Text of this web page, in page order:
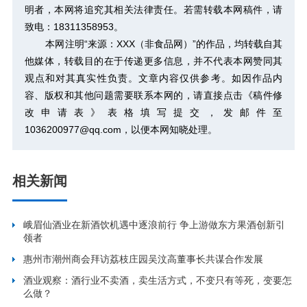
明者，本网将追究其相关法律责任。若需转载本网稿件，请
致电：18311358953。
本网注明“来源：XXX（非食品网）”的作品，均转载自其
他媒体，转载目的在于传递更多信息，并不代表本网赞同其
观点和对其真实性负责。文章内容仅供参考。如因作品内
容、版权和其他问题需要联系本网的，请直接点击 《稿件修
改申请表》 表格填写提交，发邮件至
1036200977@qq.com，以便本网知晓处理。
相关新闻
峨眉仙酒业在新酒饮机遇中逐浪前行 争上游做东方果酒创新引
领者
惠州市潮州商会拜访荔枝庄园吴汶高董事长共谋合作发展
酒业观察：酒行业不卖酒，卖生活方式，不变只有等死，变要怎
么做？